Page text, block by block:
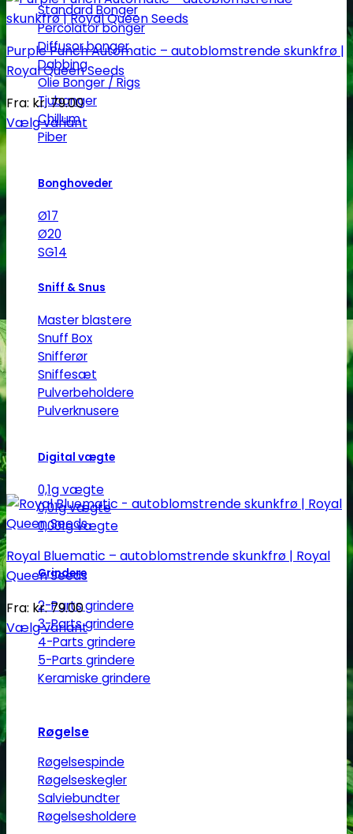
Standard Bonger
Percolator bonger
Diffusor bonger
Dabbing
Olie Bonger / Rigs
Tjubanger
Chillum
Piber
Bonghoveder
Ø17
Ø20
SG14
Sniff & Snus
Master blastere
Snuff Box
Snifferør
Sniffesæt
Pulverbeholdere
Pulverknusere
Digital vægte
0,1g vægte
0,01g vægte
0,001g vægte
Grindere
2-Parts grindere
3-Parts grindere
4-Parts grindere
5-Parts grindere
Keramiske grindere
Røgelse
Røgelsespinde
Røgelseskegler
Salviebundter
Røgelsesholdere
Purple Punch Automatic – autoblomstrende skunkfrø |
Royal Queen Seeds
Fra: kr.79.00
Vælg variant
Dette
vare
har
flere
varianter.
Mulighederne
vælges
varesiden
Royal Bluematic – autoblomstrende skunkfrø | Royal
Queen Seeds
Fra: kr.79.00
Vælg variant
Dette
vare
har
flere
varianter.
Mulighederne
vælges
varesiden